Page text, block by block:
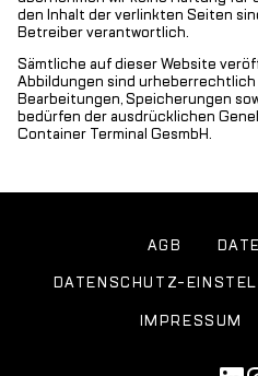
den Inhalt der verlinkten Seiten
Betreiber verantwortlich.
Sämtliche auf dieser Website
Abbildungen sind
Bearbeitungen, Speicherungen
bedürfen der ausdrücklichen
Container Terminal GesmbH.
AGB
DATENSCHUTZ-
IMPRESSUM